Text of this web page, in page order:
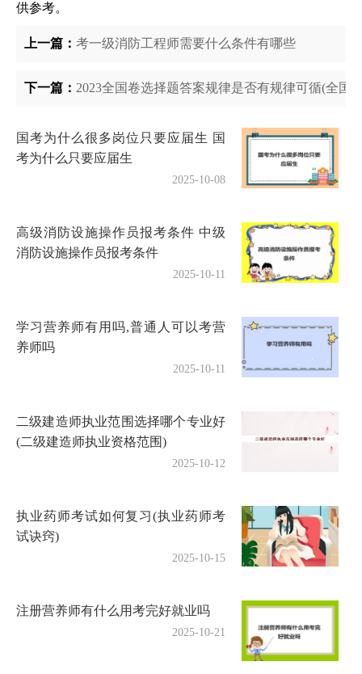
供参考。
上一篇： 考一级消防工程师需要什么条件有哪些
下一篇： 2023全国卷选择题答案规律是否有规律可循(全国
国考为什么很多岗位只要应届生 国
考为什么只要应届生
2025-10-08
高级消防设施操作员报考条件 中级
消防设施操作员报考条件
2025-10-11
学习营养师有用吗,普通人可以考营
养师吗
2025-10-11
二级建造师执业范围选择哪个专业好
(二级建造师执业资格范围)
2025-10-12
执业药师考试如何复习(执业药师考
试诀窍)
2025-10-15
注册营养师有什么用考完好就业吗
2025-10-21